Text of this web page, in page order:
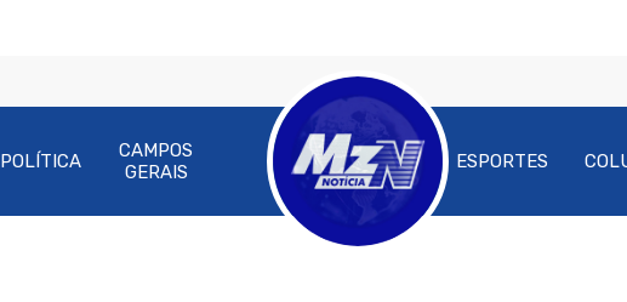
POLÍTICA
CAMPOS
GERAIS
ESPORTES